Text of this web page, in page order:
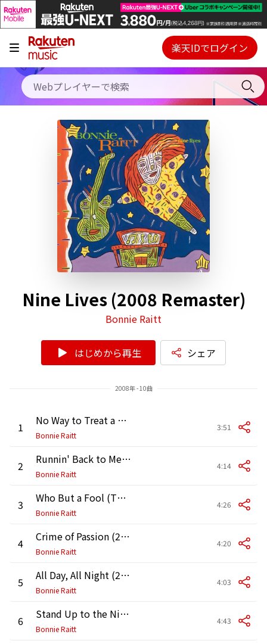
キャンペーン
料金プラン
使い方
初回30日間無料お試し
Webプレイヤー
ご契約内容の確認・変更
楽天IDでログイン
Nine Lives (2008 Remaster)
Bonnie Raitt
はじめから再生 シェア
2008年 - 10曲
1 No Way to Treat a Lady (2008 Remaster)
Bonnie Raitt
3:51
2 Runnin' Back to Me (2008 Remaster)
Bonnie Raitt
4:14
3 Who But a Fool (Thief into Paradise) [2008 Remaster]
Bonnie Raitt
4:26
4 Crime of Passion (2008 Remaster)
Bonnie Raitt
4:20
5 All Day, All Night (2008 Remaster)
Bonnie Raitt
4:03
6 Stand Up to the Night (2008 Remaster)
Bonnie Raitt
4:43